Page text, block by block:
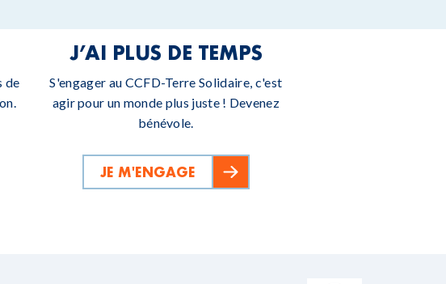
de
J’AI PLUS DE TEMPS
S'engager au CCFD-Terre Solidaire, c'est
agir pour un monde plus juste ! Devenez
bénévole.
JE M'ENGAGE